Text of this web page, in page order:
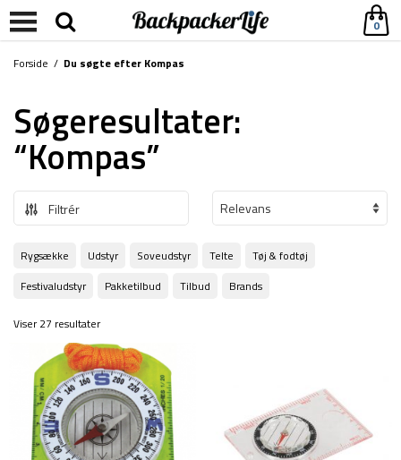
0
Forside / Du søgte efter Kompas
Søgeresultater:
“Kompas”
Filtrér
Rygsække Udstyr Soveudstyr Telte
Tøj & fodtøj
Festivaludstyr
Pakketilbud Tilbud Brands
Viser 27 resultater